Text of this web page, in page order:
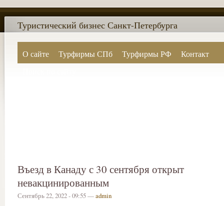
О сайте Турфирмы СПб Турфирмы РФ
Контакт
Туристический бизнес Санкт-Петербурга
Въезд в Канаду с 30 сентября открыт
невакцинированным
Сентябрь 22, 2022 - 09:55 —admin